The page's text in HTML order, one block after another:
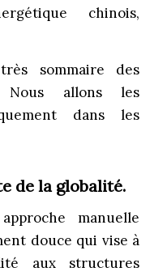
chinois,
sommaire des
Nous allons les
dans les
de la globalité.
manuelle
douce qui vise à
aux structures